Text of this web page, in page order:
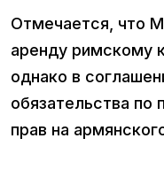
Отмечается, что
аренду римскому
однако в
обязательства по
прав на